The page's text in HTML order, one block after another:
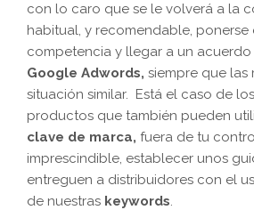
con lo caro que se le volverá a la
habitual, y recomendable,
competencia y llegar a un
Google Adwords, siempre que las
situación similar. Está el caso de
productos que también pueden
clave de marca, fuera de tu
imprescindible, establecer unos
entreguen a distribuidores con el
de nuestras keywords.